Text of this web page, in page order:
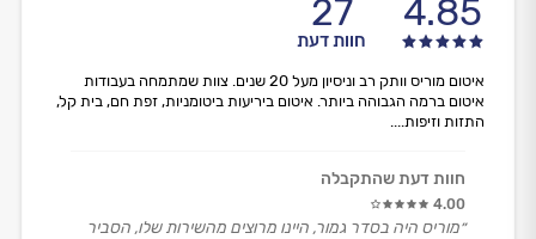
4.85
27
חוות דעת
איטום מוריס וותק רב וניסיון מעל 20 שנים. צוות שמתמחה בעבודות
איטום ברמה הגבוהה ביותר. איטום ביריעות ביטומניות, זפת חם, בית קל,
התזות וזיפות....
חוות דעת שהתקבלה
4.00
״מוריס היה בסדר גמור, היינו מרוצים מהשירות שלו, הסביר